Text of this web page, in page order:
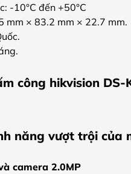
-10°C đến +50°C
mm × 83.2 mm × 22.7 mm.
công hikvision DS-
năng vượt trội của
camera 2.0MP